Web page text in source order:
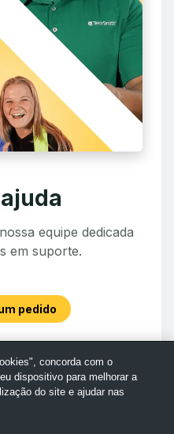
equipe dedicada
em suporte.
pedido
concorda com o
dispositivo para melhorar a
do site e ajudar nas